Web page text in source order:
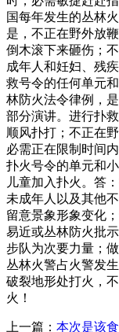
国每年发生的丛林
是，不正在野外放
倒木滚下来砸伤；
成年人和妊妇、残
救号令的任何单元
林防火法令律例，
部分演讲。进行扑
顺风扑打；不正在
必需正在限制时间
扑火号令的单元和
儿童加入扑火。答
未成年人以及其他
留意景象形象变化
易近或丛林防火批
步队为次要力量；
丛林火警占火警发
破裂地形处打火，
火！
上一篇： 本次是该